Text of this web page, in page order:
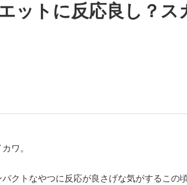
ットに反応良し？
ワ。
クトなやつに反応が良さげな気がするこの頃